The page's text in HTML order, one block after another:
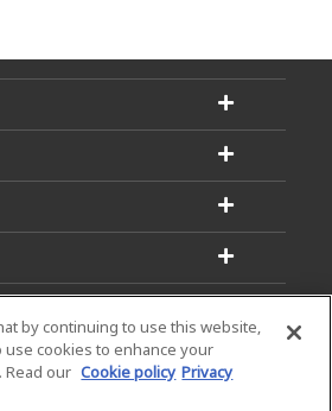
by continuing to use this website,
use cookies to enhance your
Read our Cookie policy Privacy